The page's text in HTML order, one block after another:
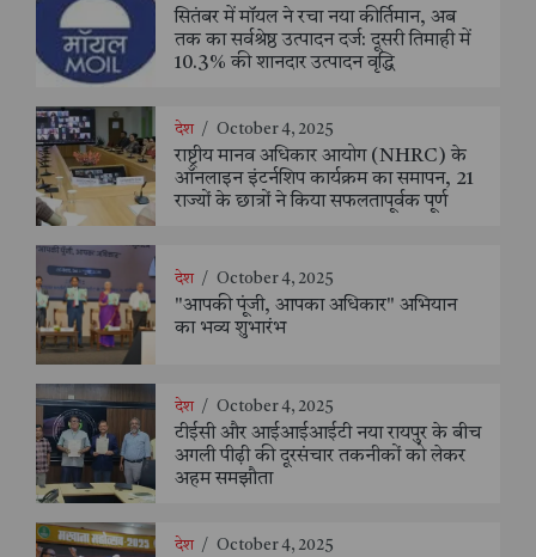
सितंबर में मॉयल ने रचा नया कीर्तिमान, अब
तक का सर्वश्रेष्ठ उत्पादन दर्ज: दूसरी तिमाही में
10.3% की शानदार उत्पादन वृद्धि
देश / October 4, 2025
राष्ट्रीय मानव अधिकार आयोग (NHRC) के
ऑनलाइन इंटर्नशिप कार्यक्रम का समापन, 21
राज्यों के छात्रों ने किया सफलतापूर्वक पूर्ण
देश / October 4, 2025
"आपकी पूंजी, आपका अधिकार" अभियान
का भव्य शुभारंभ
देश / October 4, 2025
टीईसी और आईआईआईटी नया रायपुर के बीच
अगली पीढ़ी की दूरसंचार तकनीकों को लेकर
अहम समझौता
देश / October 4, 2025